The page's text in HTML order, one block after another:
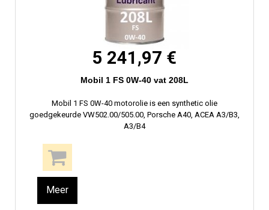
5 241,97 €
Mobil 1 FS 0W-40 vat 208L
Mobil 1 FS 0W-40 motorolie is een synthetic olie
goedgekeurde VW502.00/505.00, Porsche A40, ACEA A3/B3,
A3/B4
Meer